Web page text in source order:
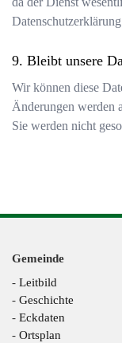
Bleibt unsere
Wir können diese
Änderungen werden
Sie werden nicht
Gemeinde
- Leitbild
- Geschichte
- Eckdaten
- Ortsplan